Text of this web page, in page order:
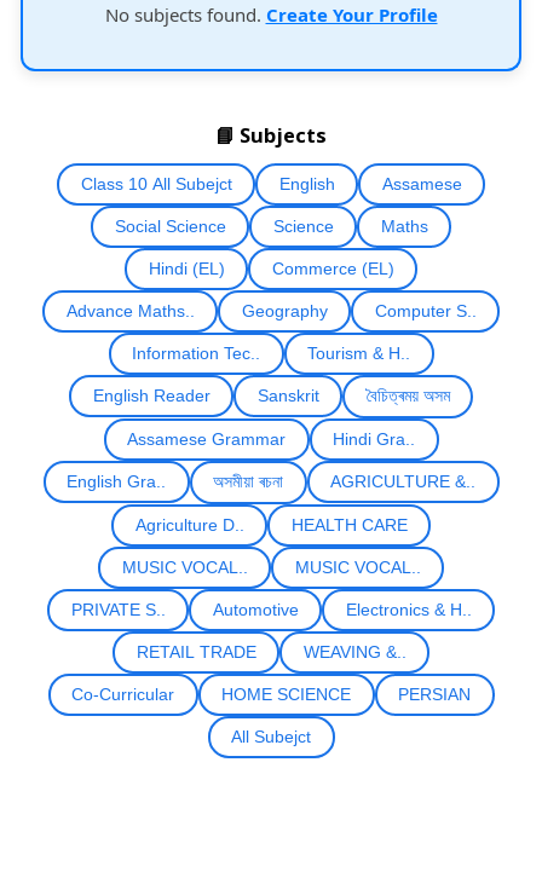
No subjects found. Create Your Profile
📘 Subjects
Class 10 All Subejct English Assamese
Social Science Science Maths
Hindi (EL) Commerce (EL)
Advance Maths.. Geography Computer S..
Information Tec.. Tourism & H..
English Reader Sanskrit বৈচিত্ৰময় অসম
Assamese Grammar Hindi Gra..
English Gra.. অসমীয়া ৰচনা AGRICULTURE &..
Agriculture D.. HEALTH CARE
MUSIC VOCAL.. MUSIC VOCAL..
PRIVATE S.. Automotive Electronics & H..
RETAIL TRADE WEAVING &..
Co-Curricular HOME SCIENCE PERSIAN
All Subejct